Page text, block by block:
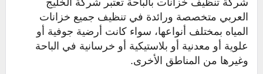
شركة تنظيف خزانات بالباحة تعتبر شركة الخليج
العربي متخصصة ورائدة في تنظيف جميع خزانات
المياه بمختلف أنواعها، سواء كانت أرضية جوفية أو
علوية أو معدنية أو بلاستيكية أو خرسانية في الباحة
وغيرها من المناطق الأخرى.